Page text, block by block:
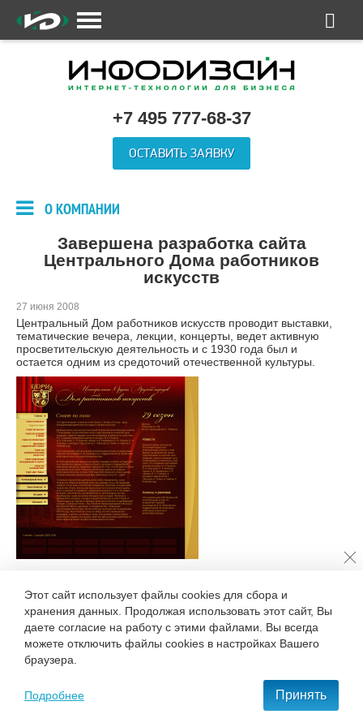
+7 495 777-68-37
ОСТАВИТЬ ЗАЯВКУ
О КОМПАНИИ
Завершена разработка сайта
Центрального Дома работников
искусств
27 июня 2008
Центральный Дом работников искусcтв проводит выставки,
тематические вечера, лекции, концерты, ведет активную
просветительскую деятельность и с 1930 года был и
остается одним из средоточий отечественной культуры.
+7 495 777-68-37
С нами удобно и приятно работать!
Этот сайт использует файлы cookies для сбора и
хранения данных. Продолжая использовать этот сайт, Вы
даете согласие на работу с этими файлами. Вы всегда
можете отключить файлы cookies в настройках Вашего
браузера.
Подробнее Принять